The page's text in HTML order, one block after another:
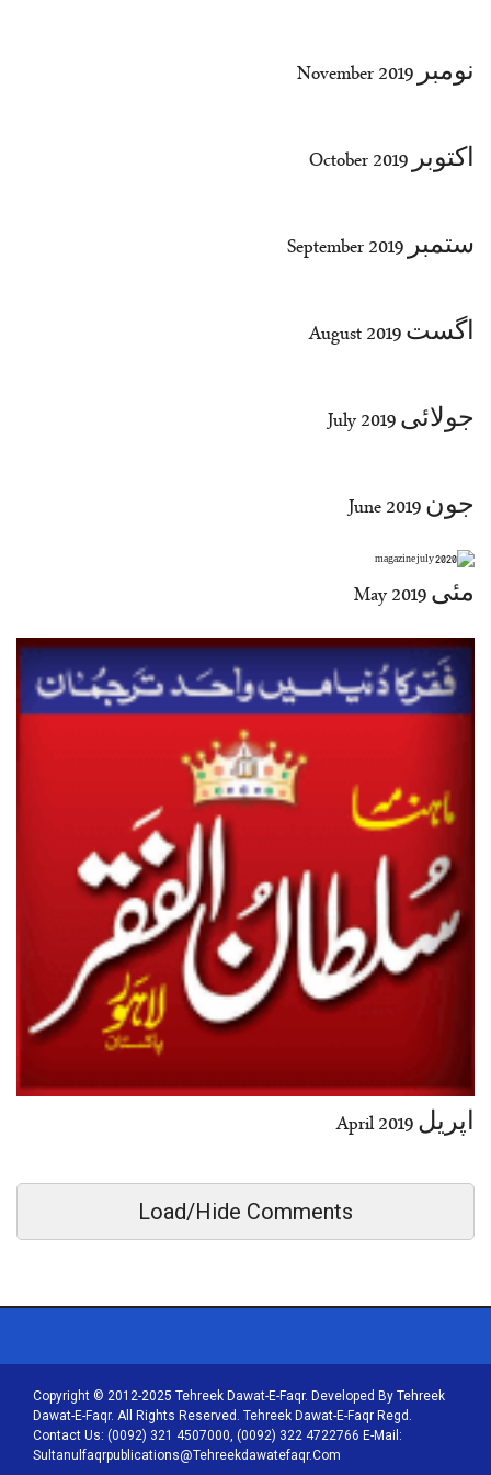
نومبر November 2019
اکتوبر October 2019
ستمبر September 2019
اگست August 2019
جولائی July 2019
جون June 2019
مئی May 2019
اپریل April 2019
Load/Hide Comments
Copyright © 2012-2025 Tehreek Dawat-E-Faqr. Developed By Tehreek
Dawat-E-Faqr. All Rights Reserved. Tehreek Dawat-E-Faqr Regd.
Contact Us: (0092) 321 4507000, (0092) 322 4722766 E-Mail:
Sultanulfaqrpublications@tehreekdawatefaqr.com